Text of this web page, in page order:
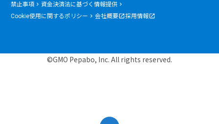
禁止事項
資金決済法に基づく情報提供
Cookie使用に関するポリシー
会社概要 採用情報
©GMO Pepabo, Inc. All rights reserved.